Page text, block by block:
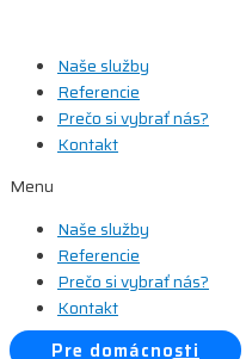
obsah Naše služby
Referencie
Prečo si vybrať nás?
Kontakt
Menu
Naše služby
Referencie
Prečo si vybrať nás?
Kontakt
Pre domácnosti